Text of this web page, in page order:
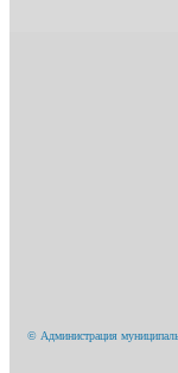
© Администрация